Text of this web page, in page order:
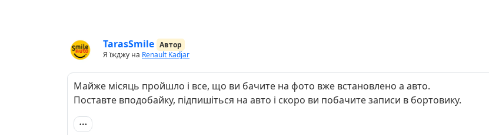
TarasSmile Автор
Я їжджу на Renault Kadjar
Майже місяць пройшло і все, що ви бачите на фото вже встановлено а авто.
Поставте вподобайку, підпишіться на авто і скоро ви побачите записи в бортовику.